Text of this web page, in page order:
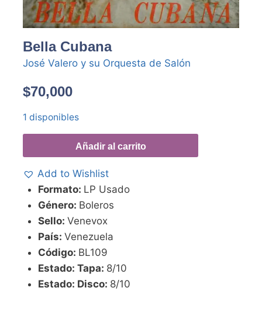
Bella Cubana
José Valero y su Orquesta de Salón
$70,000
1 disponibles
Añadir al carrito
Add to Wishlist
Formato: LP Usado
Género: Boleros
Sello: Venevox
País: Venezuela
Código: BL109
Estado: Tapa: 8/10
Estado: Disco: 8/10